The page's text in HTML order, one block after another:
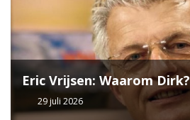
Eric Vrijsen: Waarom Dirk?
29 juli 2026